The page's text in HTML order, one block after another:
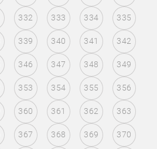
332 333 334 335
339 340 341 342
346 347 348 349
353 354 355 356
360 361 362 363
367 368 369 370